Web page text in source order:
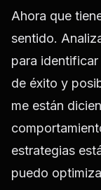
Ahora que
sentido.
para
de éxito y
me están
estrategias
puedo